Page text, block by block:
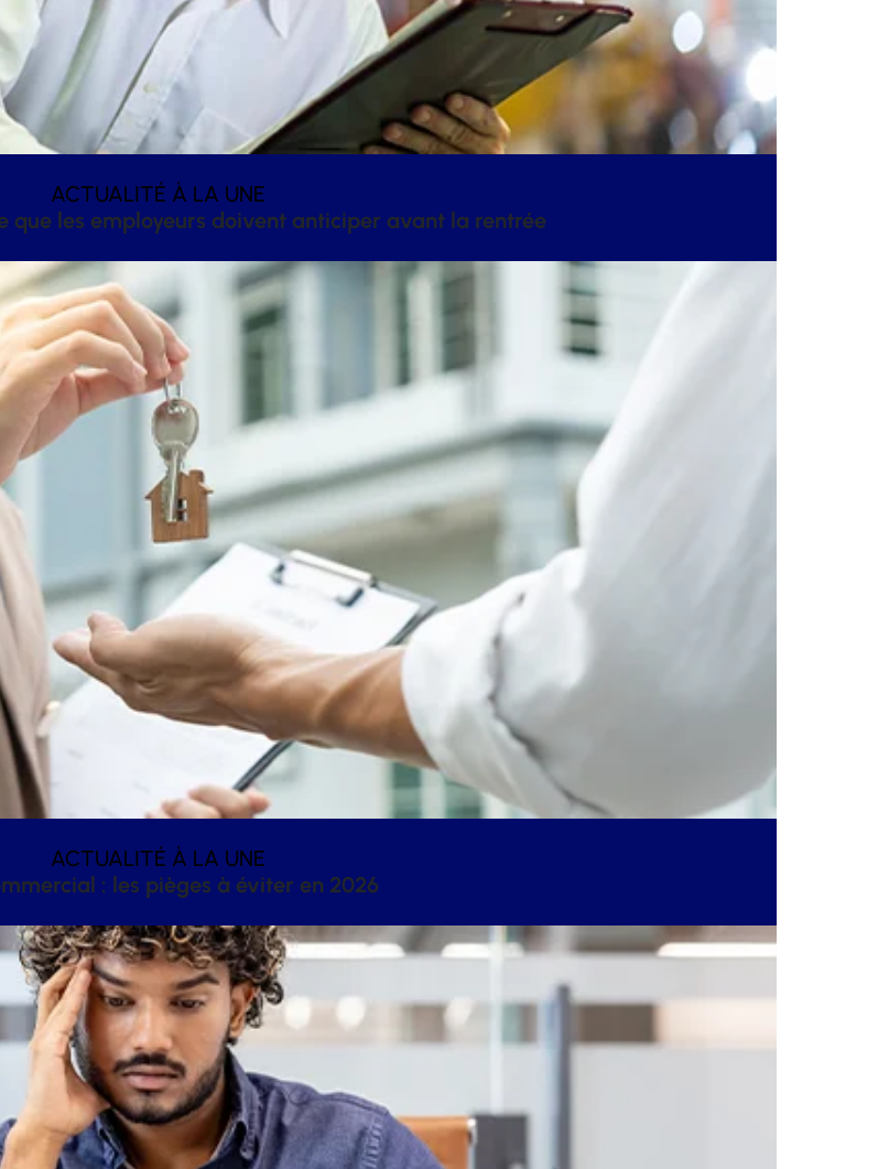
ACTUALITÉ À LA UNE
que les employeurs doivent anticiper avant la rentrée
ACTUALITÉ À LA UNE
: les pièges à éviter en 2026